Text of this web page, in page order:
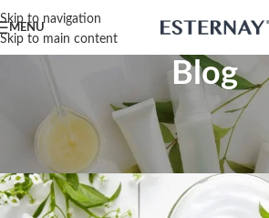
Skip to navigation
Skip to main content
MENU
Blog
FURNITURE
Óleos
contato@esternay.com.br On 27 de